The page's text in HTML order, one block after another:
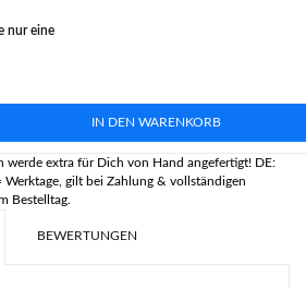
nur eine
IN DEN WARENKORB
werde extra für Dich von Hand angefertigt! DE:
Werktage, gilt bei Zahlung & vollständigen
Bestelltag.
BEWERTUNGEN